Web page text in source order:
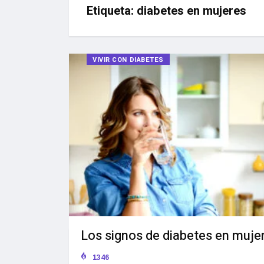
Etiqueta: diabetes en mujeres
VIVIR CON DIABETES
Los signos de diabetes en
1346